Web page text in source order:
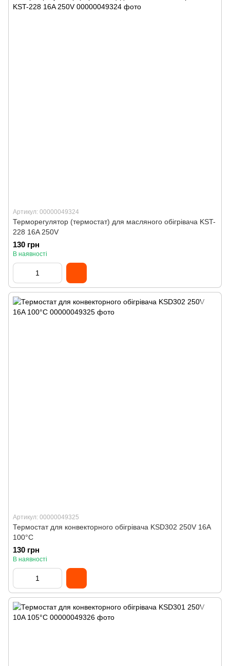
Артикул: 00000049324
Терморегулятор (термостат) для масляного обігрівача KST-
228 16A 250V
130 грн
В наявності
Артикул: 00000049325
Термостат для конвекторного обігрівача KSD302 250V 16A
100°C
130 грн
В наявності